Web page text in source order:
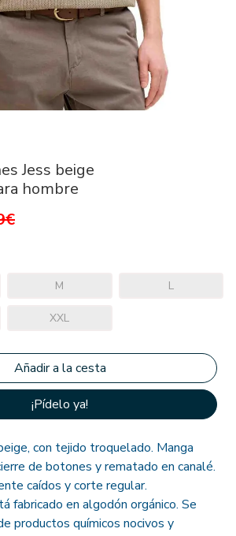
Jess beige
hombre
M L
XXL
¡Pídelo ya!
con tejido troquelado. Manga
de botones y rematado en canalé.
caídos y corte regular.
fabricado en algodón orgánico. Se
productos químicos nocivos y